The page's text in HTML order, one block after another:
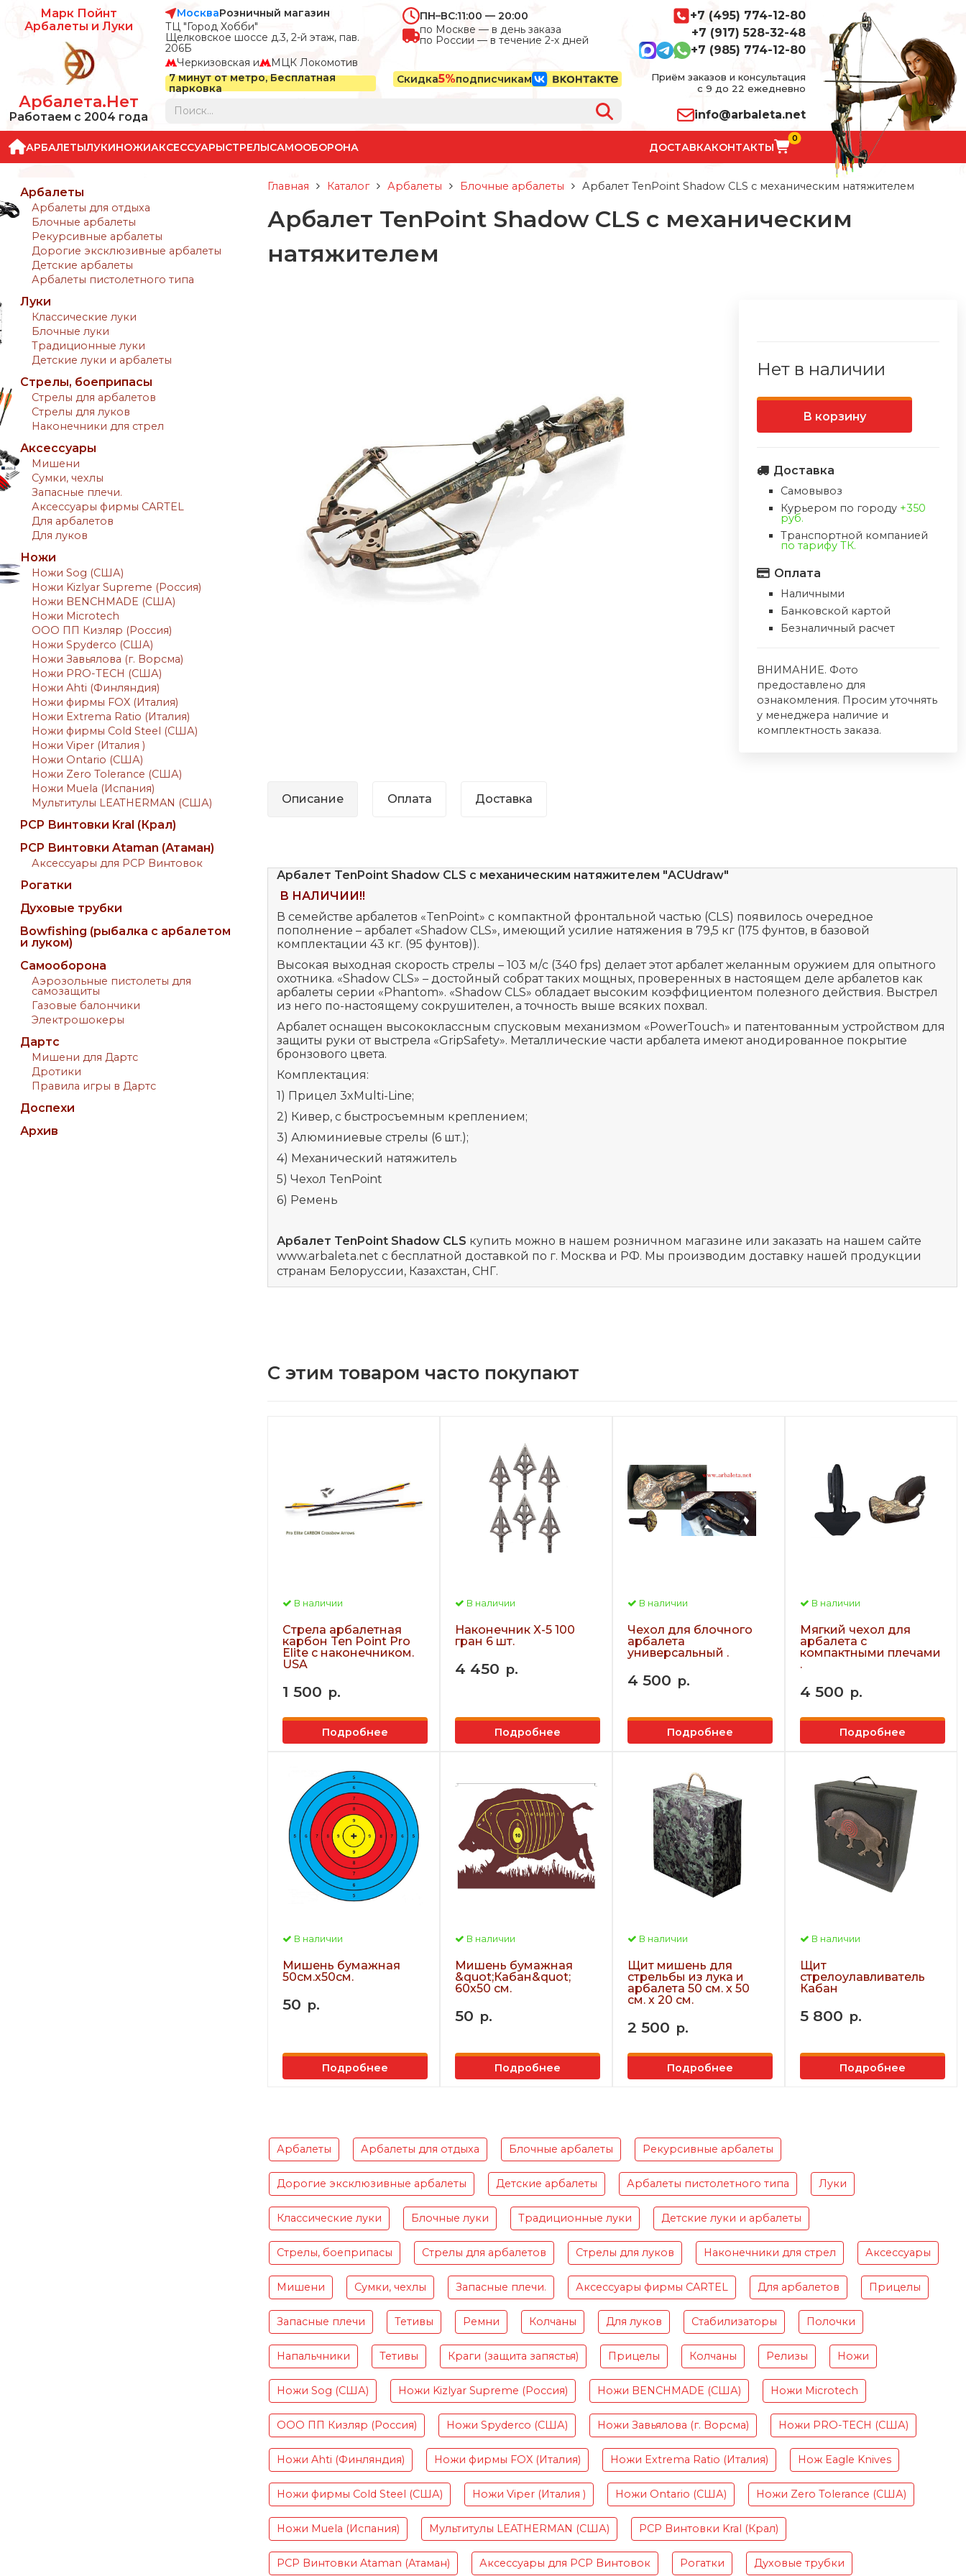
Марк Пойнт
Арбалеты и Луки
Арбалета.Нет
Работаем с 2004 года
МоскваРозничный магазин
ТЦ "Город Хобби"
Щелковское шоссе д.3, 2-й этаж, пав.
206Б
Черкизовская и
МЦК Локомотив
ПН–ВС:11:00 — 20:00
по Москве — в день заказа
по России — в течение 2-х дней
7 минут от метро, Бесплатная
парковка
Скидка5%подписчикам
+7 (495) 774-12-80
+7 (917) 528-32-48
+7 (985) 774-12-80
Приём заказов и консультация
с 9 до 22 ежедневно
info@arbaleta.net
АРБАЛЕТЫЛУКИНОЖИАКСЕССУАРЫСТРЕЛЫСАМООБОРОНА ДОСТАВКАКОНТАКТЫ
0
Арбалеты
Арбалеты для отдыха
Блочные арбалеты
Рекурсивные арбалеты
Дорогие эксклюзивные арбалеты
Детские арбалеты
Арбалеты пистолетного типа
Луки
Классические луки
Блочные луки
Традиционные луки
Детские луки и арбалеты
Стрелы, боеприпасы
Стрелы для арбалетов
Стрелы для луков
Наконечники для стрел
Аксессуары
Мишени
Сумки, чехлы
Запасные плечи.
Аксессуары фирмы CARTEL
Для арбалетов
Для луков
Ножи
Ножи Sog (США)
Ножи Kizlyar Supreme (Россия)
Ножи BENCHMADE (США)
Ножи Microtech
ООО ПП Кизляр (Россия)
Ножи Spyderco (США)
Ножи Завьялова (г. Ворсма)
Ножи PRO-TECH (США)
Ножи Ahti (Финляндия)
Ножи фирмы FOX (Италия)
Ножи Extrema Ratio (Италия)
Ножи фирмы Cold Steel (США)
Ножи Viper (Италия )
Ножи Ontario (США)
Ножи Zero Tolerance (США)
Ножи Muela (Испания)
Мультитулы LEATHERMAN (США)
PCP Винтовки Kral (Крал)
PCP Винтовки Ataman (Атаман)
Аксессуары для PCP Винтовок
Рогатки
Духовые трубки
Bowfishing (рыбалка с арбалетом
и луком)
Самооборона
Аэрозольные пистолеты для
самозащиты
Газовые балончики
Электрошокеры
Дартс
Мишени для Дартс
Дротики
Правила игры в Дартс
Доспехи
Архив
Главная Каталог Арбалеты Блочные арбалеты Арбалет TenPoint Shadow CLS с механическим натяжителем
Арбалет TenPoint Shadow CLS с механическим
натяжителем
Нет в наличии
В корзину
Доставка
Самовывоз
Курьером по городу +350
руб.
Транспортной компанией
по тарифу ТК.
Оплата
Наличными
Банковской картой
Безналичный расчет
ВНИМАНИЕ. Фото
предоставлено для
ознакомления. Просим уточнять
у менеджера наличие и
комплектность заказа.
Описание Оплата Доставка
Арбалет TenPoint Shadow CLS с механическим натяжителем "ACUdraw"
В НАЛИЧИИ!!
В семействе арбалетов «TenPoint» с компактной фронтальной частью (CLS) появилось очередное
пополнение – арбалет «Shadow CLS», имеющий усилие натяжения в 79,5 кг (175 фунтов, в базовой
комплектации 43 кг. (95 фунтов)).
Высокая выходная скорость стрелы – 103 м/с (340 fps) делает этот арбалет желанным оружием для опытного
охотника. «Shadow CLS» – достойный собрат таких мощных, проверенных в настоящем деле арбалетов как
арбалеты серии «Phantom». «Shadow CLS» обладает высоким коэффициентом полезного действия. Выстрел
из него по-настоящему сокрушителен, а точность выше всяких похвал.
Арбалет оснащен высококлассным спусковым механизмом «PowerTouch» и патентованным устройством для
защиты руки от выстрела «GripSafety». Металлические части арбалета имеют анодированное покрытие
бронзового цвета.
Комплектация:
1) Прицел 3xMulti-Line;
2) Кивер, с быстросъемным креплением;
3) Алюминиевые стрелы (6 шт.);
4) Механический натяжитель
5) Чехол TenPoint
6) Ремень
Арбалет TenPoint Shadow CLS купить можно в нашем розничном магазине или заказать на нашем сайте
www.arbaleta.net с бесплатной доставкой по г. Москва и РФ. Мы производим доставку нашей продукции
странам Белоруссии, Казахстан, СНГ.
С этим товаром часто покупают
В наличии
Стрела арбалетная
карбон Ten Point Pro
Elite с наконечником.
USA
1 500 р.
Подробнее
В наличии
Наконечник X-5 100
гран 6 шт.
4 450 р.
Подробнее
В наличии
Чехол для блочного
арбалета
универсальный .
4 500 р.
Подробнее
В наличии
Мягкий чехол для
арбалета с
компактными плечами
.
4 500 р.
Подробнее
В наличии
Мишень бумажная
50см.х50см.
50 р.
Подробнее
В наличии
Мишень бумажная
&quot;Кабан&quot;
60х50 см.
50 р.
Подробнее
В наличии
Щит мишень для
стрельбы из лука и
арбалета 50 см. х 50
см. х 20 см.
2 500 р.
Подробнее
В наличии
Щит
стрелоулавливатель
Кабан
5 800 р.
Подробнее
Арбалеты Арбалеты для отдыха Блочные арбалеты Рекурсивные арбалеты
Дорогие эксклюзивные арбалеты Детские арбалеты Арбалеты пистолетного типа Луки
Классические луки Блочные луки Традиционные луки Детские луки и арбалеты
Стрелы, боеприпасы Стрелы для арбалетов Стрелы для луков Наконечники для стрел Аксессуары
Мишени Сумки, чехлы Запасные плечи. Аксессуары фирмы CARTEL Для арбалетов Прицелы
Запасные плечи Тетивы Ремни Колчаны Для луков Стабилизаторы Полочки
Напальчники Тетивы Краги (защита запястья) Прицелы Колчаны Релизы Ножи
Ножи Sog (США) Ножи Kizlyar Supreme (Россия) Ножи BENCHMADE (США) Ножи Microtech
ООО ПП Кизляр (Россия) Ножи Spyderco (США) Ножи Завьялова (г. Ворсма) Ножи PRO-TECH (США)
Ножи Ahti (Финляндия) Ножи фирмы FOX (Италия) Ножи Extrema Ratio (Италия) Нож Eagle Knives
Ножи фирмы Cold Steel (США) Ножи Viper (Италия ) Ножи Ontario (США) Ножи Zero Tolerance (США)
Ножи Muela (Испания) Мультитулы LEATHERMAN (США) PCP Винтовки Kral (Крал)
PCP Винтовки Ataman (Атаман) Аксессуары для PCP Винтовок Рогатки Духовые трубки